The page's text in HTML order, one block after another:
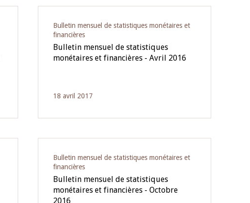
Bulletin mensuel de statistiques monétaires et
financières
Bulletin mensuel de statistiques
monétaires et financières - Avril 2016
18 avril 2017
Bulletin mensuel de statistiques monétaires et
financières
Bulletin mensuel de statistiques
monétaires et financières - Octobre
2016